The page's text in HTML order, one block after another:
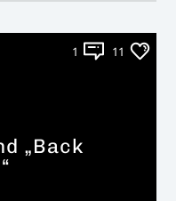
1 11
„Back